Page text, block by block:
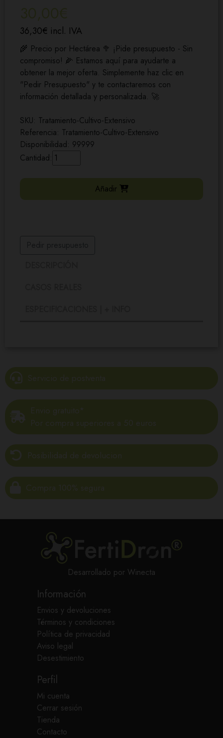
36,30€ incl. IVA
🌾 Precio por Hectárea 🥦 ¡Pide presupuesto - Sin
compromiso! 🌽 Estamos aquí para ayudarte a
obtener la mejor oferta. Simplemente haz clic en
"Pedir Presupuesto" y te contactaremos con
información detallada y personalizada. 🚀
SKU: Tratamiento-Cultivo-Extensivo
Referencia: Tratamiento-Cultivo-Extensivo
Disponibilidad: 99999
Cantidad:
Añadir
Desarrollado por Winecta
Información
Envios y devoluciones
Términos y condiciones
Política de privacidad
Aviso legal
Desestimiento
Perfil
Mi cuenta
Cerrar sesión
Tienda
Contacto